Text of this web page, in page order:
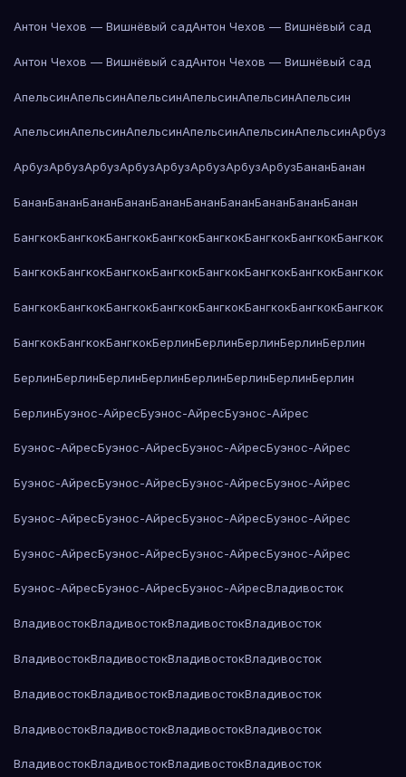
Антон Чехов — Вишнёвый садАнтон Чехов — Вишнёвый сад
Антон Чехов — Вишнёвый садАнтон Чехов — Вишнёвый сад
АпельсинАпельсинАпельсинАпельсинАпельсинАпельсин
АпельсинАпельсинАпельсинАпельсинАпельсинАпельсинАрбуз
АрбузАрбузАрбузАрбузАрбузАрбузАрбузАрбузБананБанан
БананБананБананБананБананБананБананБананБананБанан
БангкокБангкокБангкокБангкокБангкокБангкокБангкокБангкок
БангкокБангкокБангкокБангкокБангкокБангкокБангкокБангкок
БангкокБангкокБангкокБангкокБангкокБангкокБангкокБангкок
БангкокБангкокБангкокБерлинБерлинБерлинБерлинБерлин
БерлинБерлинБерлинБерлинБерлинБерлинБерлинБерлин
БерлинБуэнос-АйресБуэнос-АйресБуэнос-Айрес
Буэнос-АйресБуэнос-АйресБуэнос-АйресБуэнос-Айрес
Буэнос-АйресБуэнос-АйресБуэнос-АйресБуэнос-Айрес
Буэнос-АйресБуэнос-АйресБуэнос-АйресБуэнос-Айрес
Буэнос-АйресБуэнос-АйресБуэнос-АйресБуэнос-Айрес
Буэнос-АйресБуэнос-АйресБуэнос-АйресВладивосток
ВладивостокВладивостокВладивостокВладивосток
ВладивостокВладивостокВладивостокВладивосток
ВладивостокВладивостокВладивостокВладивосток
ВладивостокВладивостокВладивостокВладивосток
ВладивостокВладивостокВладивостокВладивосток